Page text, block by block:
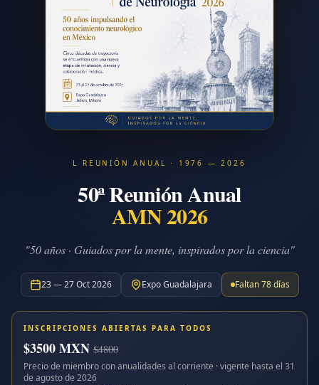
L REUNIÓN ANUAL · 1976 — 2026
50ª Reunión Anual
AMN 2026
"50 años · Guiados por la mente, inspirados por la ciencia"
23 — 27 Oct 2026 Expo Guadalajara Faltan78días
INSCRIPCIONES ABIERTAS PARA TODOS
$3500MXN $4800
Precio de miembro con anualidades al corriente · vigente hasta el 31
de agosto de 2026